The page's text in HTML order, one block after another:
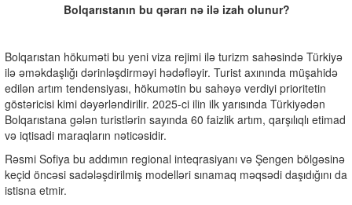
Bolqarıstanın bu qərarı nə ilə izah olunur?
Bolqarıstan hökuməti bu yeni viza rejimi ilə turizm sahəsində Türkiyə
ilə əməkdaşlığı dərinləşdirməyi hədəfləyir. Turist axınında müşahidə
edilən artım tendensiyası, hökumətin bu sahəyə verdiyi prioritetin
göstəricisi kimi dəyərləndirilir. 2025-ci ilin ilk yarısında Türkiyədən
Bolqarıstana gələn turistlərin sayında 60 faizlik artım, qarşılıqlı etimad
və iqtisadi maraqların nəticəsidir.
Rəsmi Sofiya bu addımın regional inteqrasiyanı və Şengen bölgəsinə
keçid öncəsi sadələşdirilmiş modelləri sınamaq məqsədi daşıdığını da
istisna etmir.